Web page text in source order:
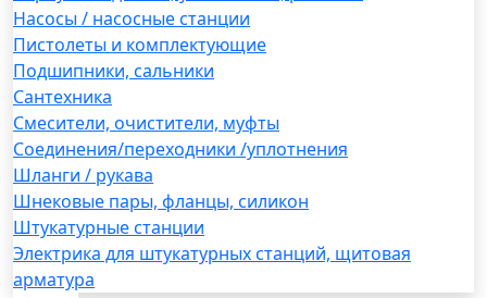
Насосы / насосные станции
Пистолеты и комплектующие
Подшипники, сальники
Сантехника
Смесители, очистители, муфты
Соединения/переходники /уплотнения
Шланги / рукава
Шнековые пары, фланцы, силикон
Штукатурные станции
Электрика для штукатурных станций, щитовая
арматура